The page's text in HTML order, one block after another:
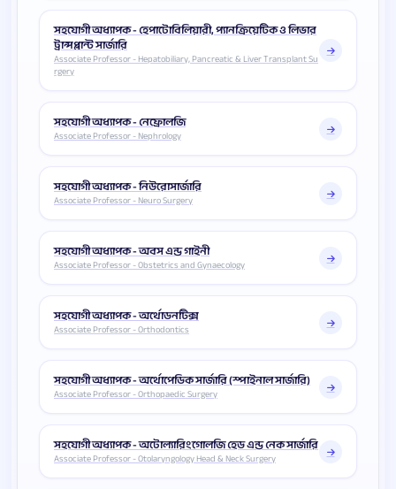
সহযোগী অধ্যাপক - হেপাটোবিলিয়ারী, প্যানক্রিয়েটিক ও লিভার
ট্রান্সপ্লান্ট সার্জারি
Associate Professor - Hepatobiliary, Pancreatic & Liver Transplant Su
rgery
সহযোগী অধ্যাপক - নেফ্রোলজি
Associate Professor - Nephrology
সহযোগী অধ্যাপক - নিউরোসার্জারি
Associate Professor - Neuro Surgery
সহযোগী অধ্যাপক - অবস এন্ড গাইনী
Associate Professor - Obstetrics and Gynaecology
সহযোগী অধ্যাপক - অর্থোডনটিক্স
Associate Professor - Orthodontics
সহযোগী অধ্যাপক - অর্থোপেডিক সার্জারি (স্পাইনাল সার্জারি)
Associate Professor - Orthopaedic Surgery
সহযোগী অধ্যাপক - অটোল্যারিংগোলজি হেড এন্ড নেক সার্জারি
Associate Professor - Otolaryngology Head & Neck Surgery